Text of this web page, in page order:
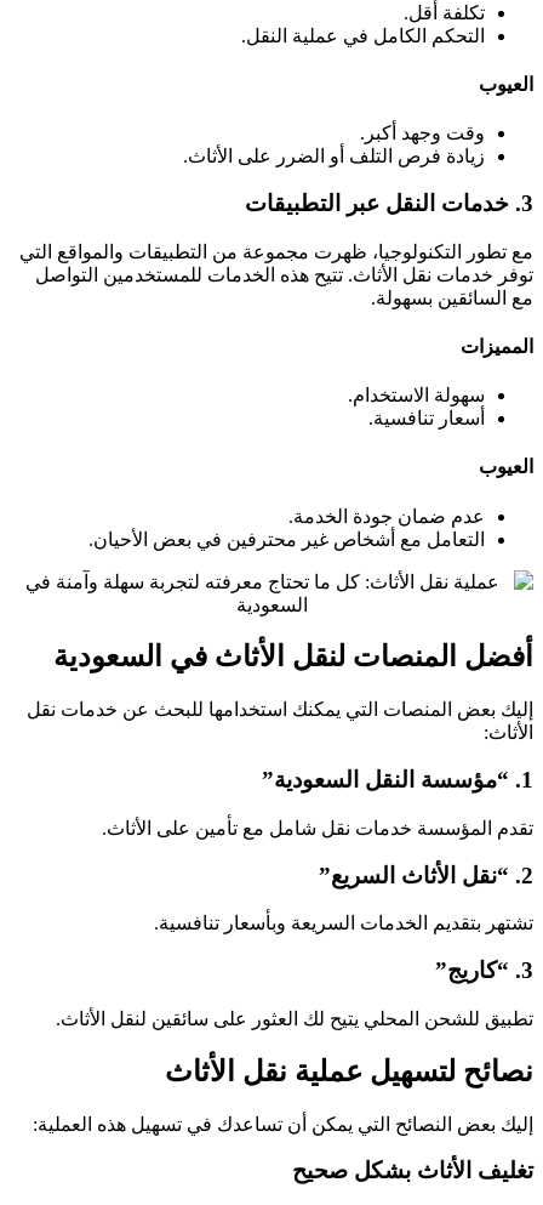
تكلفة أقل.
التحكم الكامل في عملية النقل.
العيوب
وقت وجهد أكبر.
زيادة فرص التلف أو الضرر على الأثاث.
3. خدمات النقل عبر التطبيقات
مع تطور التكنولوجيا، ظهرت مجموعة من التطبيقات والمواقع التي
توفر خدمات نقل الأثاث. تتيح هذه الخدمات للمستخدمين التواصل
مع السائقين بسهولة.
المميزات
سهولة الاستخدام.
أسعار تنافسية.
العيوب
عدم ضمان جودة الخدمة.
التعامل مع أشخاص غير محترفين في بعض الأحيان.
أفضل المنصات لنقل الأثاث في السعودية
إليك بعض المنصات التي يمكنك استخدامها للبحث عن خدمات نقل
الأثاث:
1. “مؤسسة النقل السعودية”
تقدم المؤسسة خدمات نقل شامل مع تأمين على الأثاث.
2. “نقل الأثاث السريع”
تشتهر بتقديم الخدمات السريعة وبأسعار تنافسية.
3. “كاريج”
تطبيق للشحن المحلي يتيح لك العثور على سائقين لنقل الأثاث.
نصائح لتسهيل عملية نقل الأثاث
إليك بعض النصائح التي يمكن أن تساعدك في تسهيل هذه العملية:
تغليف الأثاث بشكل صحيح